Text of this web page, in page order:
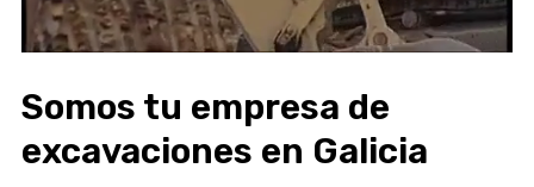
Somos tu empresa de
excavaciones en Galicia